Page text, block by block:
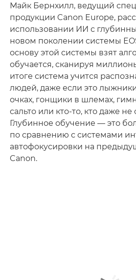
Майк Бернхилл, ведущий
продукции Canon Europe,
использовании ИИ с
новом поколении системы
основу этой системы взят
обучается, сканируя
итоге система учится
людей, даже если это
очках, гонщики в шлемах,
сальто или кто-то, кто даже
Глубинное обучение — это
по сравнению с системами
автофокусировки на
Canon.